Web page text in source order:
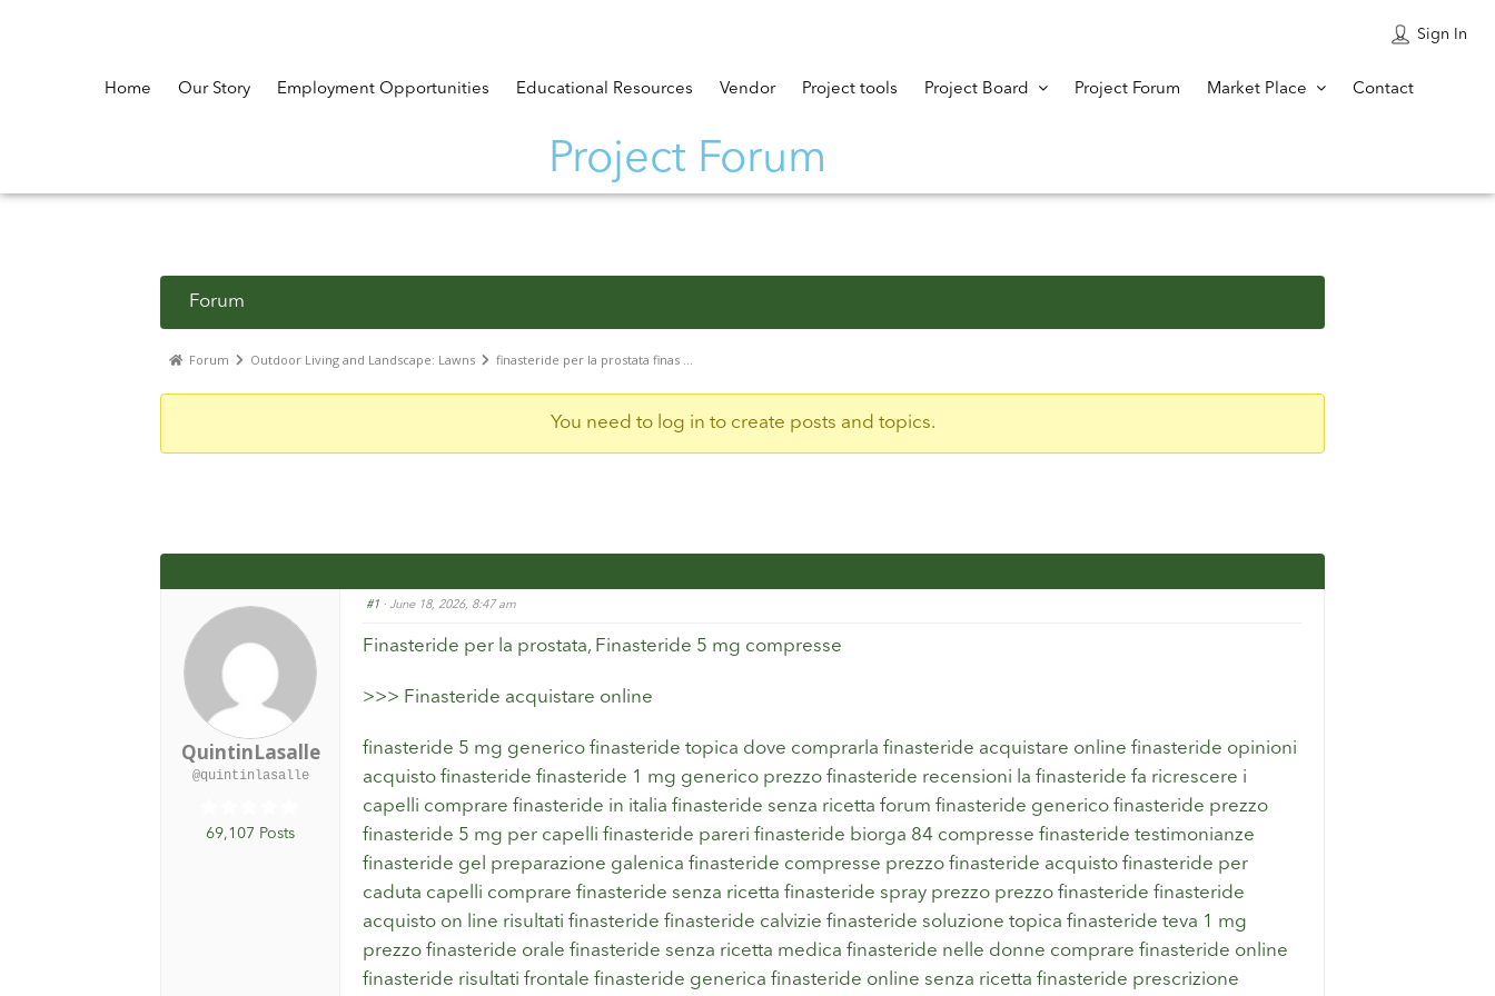
Sign In
Home Our Story Employment Opportunities Educational Resources Vendor Project tools Project Board Project Forum Market Place Contact
Project Forum
Forum
Forum Outdoor Living and Landscape: Lawns finasteride per la prostata finas …
You need to log in to create posts and topics.
QuintinLasalle
@quintinlasalle
69,107 Posts
#1 · June 18, 2026, 8:47 am
Finasteride per la prostata, Finasteride 5 mg compresse
>>> Finasteride acquistare online
finasteride 5 mg generico finasteride topica dove comprarla finasteride acquistare online finasteride opinioni
acquisto finasteride finasteride 1 mg generico prezzo finasteride recensioni la finasteride fa ricrescere i
capelli comprare finasteride in italia finasteride senza ricetta forum finasteride generico finasteride prezzo
finasteride 5 mg per capelli finasteride pareri finasteride biorga 84 compresse finasteride testimonianze
finasteride gel preparazione galenica finasteride compresse prezzo finasteride acquisto finasteride per
caduta capelli comprare finasteride senza ricetta finasteride spray prezzo prezzo finasteride finasteride
acquisto on line risultati finasteride finasteride calvizie finasteride soluzione topica finasteride teva 1 mg
prezzo finasteride orale finasteride senza ricetta medica finasteride nelle donne comprare finasteride online
finasteride risultati frontale finasteride generica finasteride online senza ricetta finasteride prescrizione